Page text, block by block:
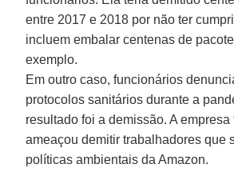
entre 2017 e 2018 por não ter
incluem embalar centenas de
exemplo.
Em outro caso, funcionários
protocolos sanitários durante a
resultado foi a demissão. A empresa
ameaçou demitir trabalhadores que
políticas ambientais da Amazon.